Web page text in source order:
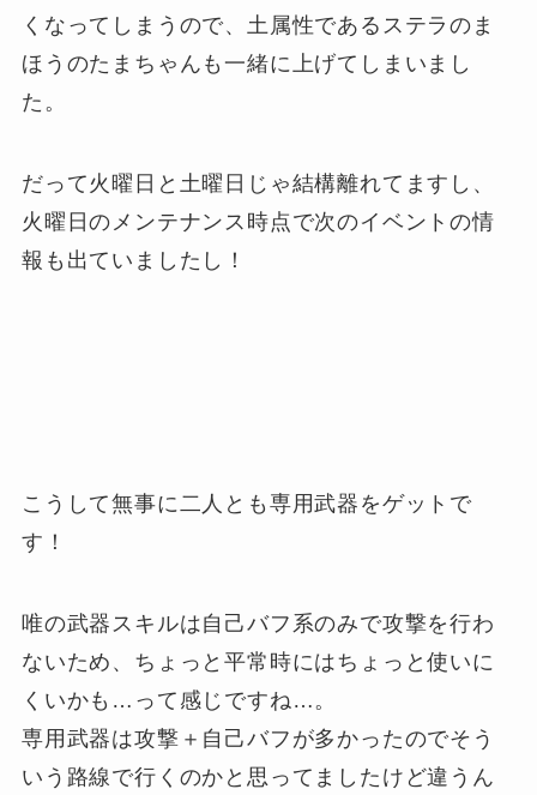
くなってしまうので、土属性であるステラのま
ほうのたまちゃんも一緒に上げてしまいまし
た。
だって火曜日と土曜日じゃ結構離れてますし、
火曜日のメンテナンス時点で次のイベントの情
報も出ていましたし！
こうして無事に二人とも専用武器をゲットで
す！
唯の武器スキルは自己バフ系のみで攻撃を行わ
ないため、ちょっと平常時にはちょっと使いに
くいかも…って感じですね…。
専用武器は攻撃＋自己バフが多かったのでそう
いう路線で行くのかと思ってましたけど違うん